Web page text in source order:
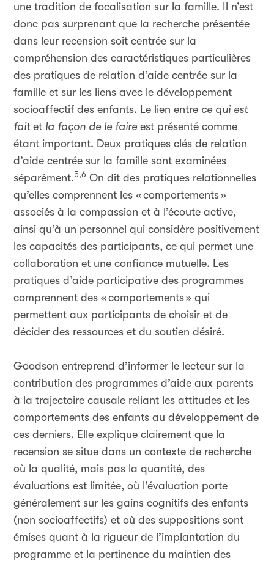
une tradition de focalisation sur la famille. Il n’est
donc pas surprenant que la recherche présentée
dans leur recension soit centrée sur la
compréhension des caractéristiques particulières
des pratiques de relation d’aide centrée sur la
famille et sur les liens avec le développement
socioaffectif des enfants. Le lien entre ce qui est
faitet la façon de le faire est présenté comme
étant important. Deux pratiques clés de relation
d’aide centrée sur la famille sont examinées
séparément.5,6 On dit des pratiques relationnelles
qu’elles comprennent les «comportements»
associés à la compassion et à l’écoute active,
ainsi qu’à un personnel qui considère positivement
les capacités des participants, ce qui permet une
collaboration et une confiance mutuelle. Les
pratiques d’aide participative des programmes
comprennent des «comportements» qui
permettent aux participants de choisir et de
décider des ressources et du soutien désiré.
Goodson entreprend d’informer le lecteur sur la
contribution des programmes d’aide aux parents
à la trajectoire causale reliant les attitudes et les
comportements des enfants au développement de
ces derniers. Elle explique clairement que la
recension se situe dans un contexte de recherche
où la qualité, mais pas la quantité, des
évaluations est limitée, où l’évaluation porte
généralement sur les gains cognitifs des enfants
(non socioaffectifs) et où des suppositions sont
émises quant à la rigueur de l’implantation du
programme et la pertinence du maintien des